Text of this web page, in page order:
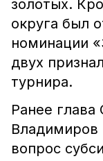
золотых.
округа был
номинации
двух
турнира.
Ранее
Владимиров
вопрос